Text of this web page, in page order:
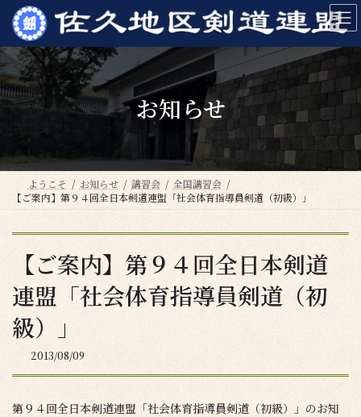
ン
ツ
へ
ス
ー
シ
ョ
ン
お知らせ
ようこそ お知らせ 講習会
全国講習会
【ご案内】第９４回全日本剣道連盟「社会体育指導員剣道（初級）」
【ご案内】第９４回全日本剣道
連盟「社会体育指導員剣道（初
級）」
2013/08/09
第９４回全日本剣道連盟「社会体育指導員剣道（初級）」のお知